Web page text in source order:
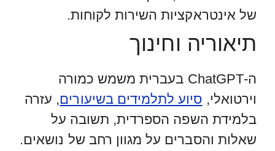
של אינטראקציות השירות לקוחות.
תיאוריה וחינוך
ה-ChatGPT בעברית משמש כמורה
וירטואלי, סיוע לתלמידים בשיעורים, עזרה
בלמידת השפה הספרדית, תשובה על
שאלות והסברים על מגוון רחב של נושאים.